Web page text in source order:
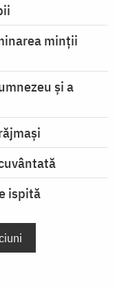
minţii
şi a
ispită